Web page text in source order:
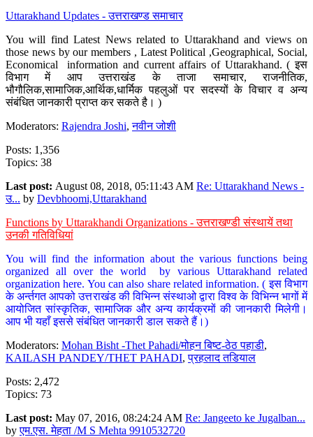
Uttarakhand Updates - उत्तराखण्ड समाचार
You will find Latest News related to Uttarakhand and views on
those news by our members , Latest Political ,Geographical, Social,
Economical information and current affairs of Uttarakhand. ( इस
विभाग में आप उत्तराखंड के ताजा समाचार, राजनीतिक,
भौगौलिक,सामाजिक,आर्थिक,धार्मिक पहलुओं पर सदस्यों के विचार व अन्य
संबंधित जानकारी प्राप्त कर सकते है। )
Moderators: Rajendra Joshi,नवीन जोशी
Posts: 1,356
Topics: 38
Last post: August 08, 2018, 05:11:43 AM Re: Uttarakhand News -
उ... by Devbhoomi,Uttarakhand
Functions by Uttarakhandi Organizations - उत्तराखण्डी संस्थायें तथा
उनकी गतिविधियां
You will find the information about the various functions being
organized all over the world by various Uttarakhand related
organization here. You can also share related information. ( इस विभाग
के अर्न्तगत आपको उत्तराखंड की विभिन्न संस्थाओ द्वारा विश्व के विभिन्न भागों में
आयोजित सांस्कृतिक, सामाजिक और अन्य कार्यक्रमों की जानकारी मिलेगी।
आप भी यहाँ इससे संबंधित जानकारी डाल सकते हैं।)
Moderators: Mohan Bisht -Thet Pahadi/मोहन बिष्ट-ठेठ पहाडी,
KAILASH PANDEY/THET PAHADI,प्रहलाद तडियाल
Posts: 2,472
Topics: 73
Last post: May 07, 2016, 08:24:24 AM Re: Jangeeto ke Jugalban...
byएम.एस. मेहता /M S Mehta 9910532720